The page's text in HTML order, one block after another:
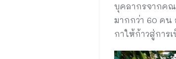
บุคลากรจากคณ
มากกว่า 60 คน
กาให้ก้าวสู่การ